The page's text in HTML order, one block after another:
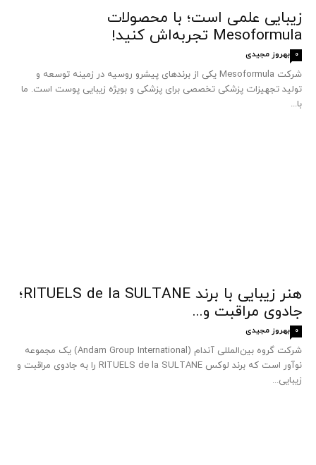
زیبایی علمی است؛ با محصولات
Mesoformula تجربه‌اش کنید!
بهروز مجیدی 0
شرکت Mesoformula یکی از برندهای پیشرو روسیه در زمینه توسعه و
تولید تجهیزات پزشکی تخصصی برای پزشکی و بویژه زیبایی پوست است. ما
با...
هنر زیبایی با برند RITUELS de la SULTANE؛
جادوی مراقبت و...
بهروز مجیدی 0
شرکت گروه بین‌المللی آندام (Andam Group International) یک مجموعه
نوآور است که برند لوکس RITUELS de la SULTANE را به جادوی مراقبت و
زیبایی...